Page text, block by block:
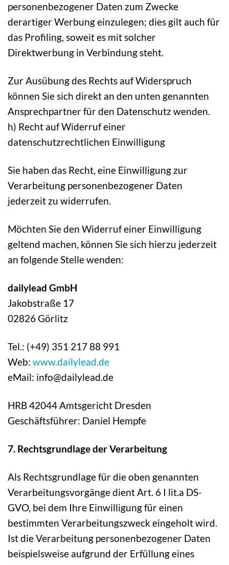
personenbezogener Daten zum Zwecke
derartiger Werbung einzulegen; dies gilt auch für
das Profiling, soweit es mit solcher
Direktwerbung in Verbindung steht.
Zur Ausübung des Rechts auf Widerspruch
können Sie sich direkt an den unten genannten
Ansprechpartner für den Datenschutz wenden.
h) Recht auf Widerruf einer
datenschutzrechtlichen Einwilligung
Sie haben das Recht, eine Einwilligung zur
Verarbeitung personenbezogener Daten
jederzeit zu widerrufen.
Möchten Sie den Widerruf einer Einwilligung
geltend machen, können Sie sich hierzu jederzeit
an folgende Stelle wenden:
dailylead GmbH
Jakobstraße 17
02826 Görlitz
Tel.: (+49) 351 217 88 991
Web: www.dailylead.de
eMail: info@dailylead.de
HRB 42044 Amtsgericht Dresden
Geschäftsführer: Daniel Hempfe
7. Rechtsgrundlage der Verarbeitung
Als Rechtsgrundlage für die oben genannten
Verarbeitungsvorgänge dient Art. 6 I lit.a DS-
GVO, bei dem Ihre Einwilligung für einen
bestimmten Verarbeitungszweck eingeholt wird.
Ist die Verarbeitung personenbezogener Daten
beispielsweise aufgrund der Erfüllung eines